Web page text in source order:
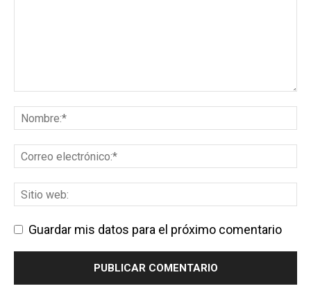
Guardar mis datos para el próximo comentario